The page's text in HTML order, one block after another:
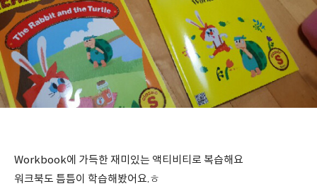
Workbook에 가득한 재미있는 액티비티로 복습해요
워크북도 틈틈이 학습해봤어요.ㅎ